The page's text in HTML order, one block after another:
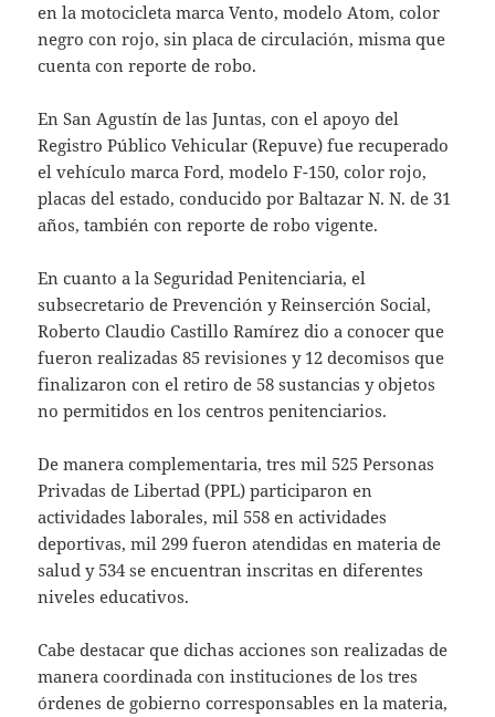
en la motocicleta marca Vento, modelo Atom, color
negro con rojo, sin placa de circulación, misma que
cuenta con reporte de robo.
En San Agustín de las Juntas, con el apoyo del
Registro Público Vehicular (Repuve) fue recuperado
el vehículo marca Ford, modelo F-150, color rojo,
placas del estado, conducido por Baltazar N. N. de 31
años, también con reporte de robo vigente.
En cuanto a la Seguridad Penitenciaria, el
subsecretario de Prevención y Reinserción Social,
Roberto Claudio Castillo Ramírez dio a conocer que
fueron realizadas 85 revisiones y 12 decomisos que
finalizaron con el retiro de 58 sustancias y objetos
no permitidos en los centros penitenciarios.
De manera complementaria, tres mil 525 Personas
Privadas de Libertad (PPL) participaron en
actividades laborales, mil 558 en actividades
deportivas, mil 299 fueron atendidas en materia de
salud y 534 se encuentran inscritas en diferentes
niveles educativos.
Cabe destacar que dichas acciones son realizadas de
manera coordinada con instituciones de los tres
órdenes de gobierno corresponsables en la materia,